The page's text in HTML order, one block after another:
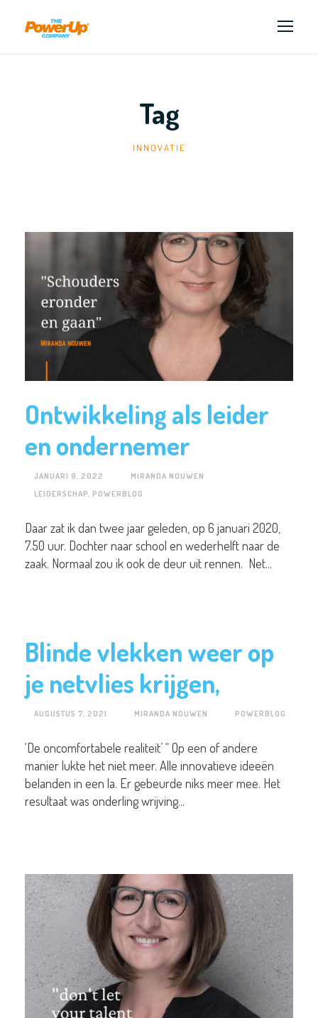
Tag
INNOVATIE
Ontwikkeling als leider
en ondernemer
JANUARI 9, 2022
MIRANDA NOUWEN
LEIDERSCHAP, POWERBLOG
Daar zat ik dan twee jaar geleden, op 6 januari 2020,
7.50 uur. Dochter naar school en wederhelft naar de
zaak. Normaal zou ik ook de deur uit rennen. Net...
Blinde vlekken weer op
je netvlies krijgen,
AUGUSTUS 7, 2021 MIRANDA NOUWEN POWERBLOG
‘De oncomfortabele realiteit’ “ Op een of andere
manier lukte het niet meer. Alle innovatieve ideeën
belanden in een la. Er gebeurde niks meer mee. Het
resultaat was onderling wrijving...